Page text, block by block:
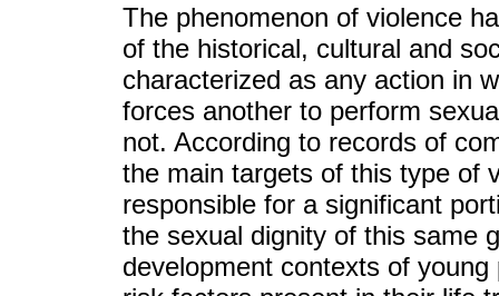
The phenomenon of violence
of the historical, cultural and
characterized as any action in
forces another to perform
not. According to records of
the main targets of this type of
responsible for a significant
the sexual dignity of this same
development contexts of